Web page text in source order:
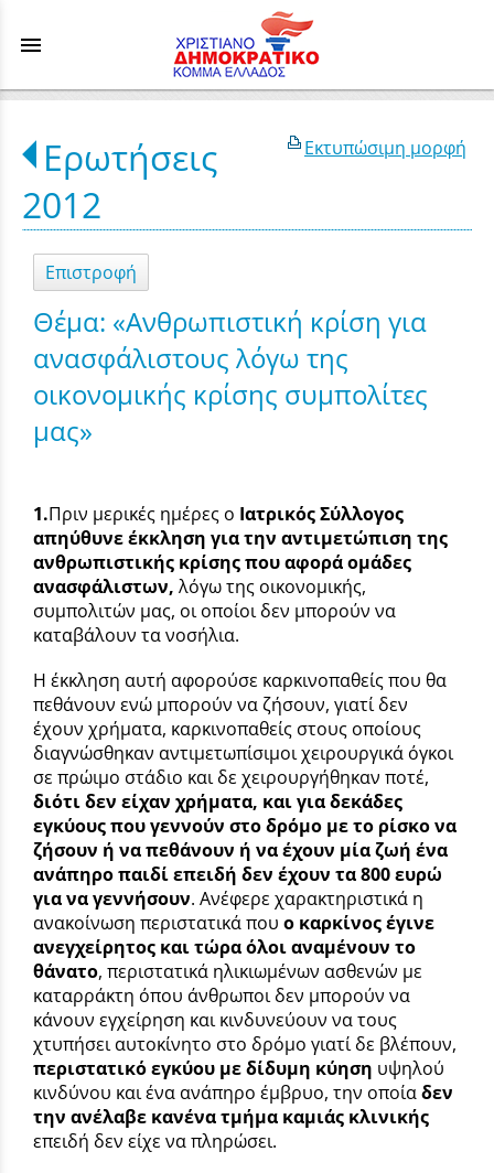
menu
Εκτυπώσιμη μορφή
Ερωτήσεις
2012
Επιστροφή
Θέμα: «Ανθρωπιστική κρίση για
ανασφάλιστους λόγω της
οικονομικής κρίσης συμπολίτες
μας»
1.Πριν μερικές ημέρες ο Ιατρικός Σύλλογος
απηύθυνε έκκληση για την αντιμετώπιση της
ανθρωπιστικής κρίσης που αφορά ομάδες
ανασφάλιστων, λόγω της οικονομικής,
συμπολιτών μας, οι οποίοι δεν μπορούν να
καταβάλουν τα νοσήλια.
Η έκκληση αυτή αφορούσε καρκινοπαθείς που θα
πεθάνουν ενώ μπορούν να ζήσουν, γιατί δεν
έχουν χρήματα, καρκινοπαθείς στους οποίους
διαγνώσθηκαν αντιμετωπίσιμοι χειρουργικά όγκοι
σε πρώιμο στάδιο και δε χειρουργήθηκαν ποτέ,
διότι δεν είχαν χρήματα, και για δεκάδες
εγκύους που γεννούν στο δρόμο με το ρίσκο να
ζήσουν ή να πεθάνουν ή να έχουν μία ζωή ένα
ανάπηρο παιδί επειδή δεν έχουν τα 800 ευρώ
για να γεννήσουν. Ανέφερε χαρακτηριστικά η
ανακοίνωση περιστατικά που ο καρκίνος έγινε
ανεγχείρητος και τώρα όλοι αναμένουν το
θάνατο, περιστατικά ηλικιωμένων ασθενών με
καταρράκτη όπου άνθρωποι δεν μπορούν να
κάνουν εγχείρηση και κινδυνεύουν να τους
χτυπήσει αυτοκίνητο στο δρόμο γιατί δε βλέπουν,
περιστατικό εγκύου με δίδυμη κύηση υψηλού
κινδύνου και ένα ανάπηρο έμβρυο, την οποίαδεν
την ανέλαβε κανένα τμήμα καμιάς κλινικής
επειδή δεν είχε να πληρώσει.